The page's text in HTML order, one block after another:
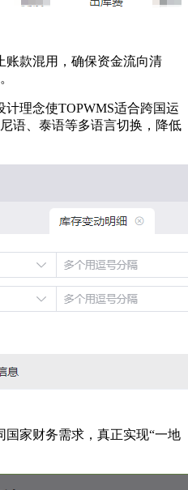
账款混用，确保资金流向清
计理念使TOPWMS适合跨国运
语、泰语等多语言切换，降低
国家财务需求，真正实现“一地